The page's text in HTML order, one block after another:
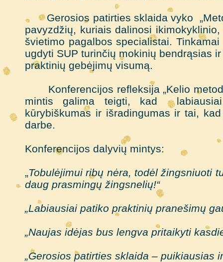
Gerosios patirties sklaida vyko
pavyzdžių, kuriais dalinosi
švietimo pagalbos specialistai.
ugdyti SUP turinčių mokinių bendrąsias
praktinių gebėjimų visumą.
Konferencijos refleksija „Kelio
mintis galima teigti, kad labiausiai
kūrybiškumas ir išradingumas ir tai,
darbe.
Konferencijos dalyvių mintys:
„Tobulėjimui ribų nėra, todėl žingsniuoti
daug prasmingų žingsnelių!“
„Labiausiai patiko praktinių pranešimų
„Naujas idėjas bus lengva pritaikyti
„Gerosios patirties sklaida – puikiausias